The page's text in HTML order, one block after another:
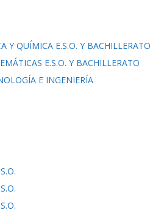
Y QUÍMICA E.S.O. Y BACHILLERATO
E.S.O. Y BACHILLERATO
E INGENIERÍA